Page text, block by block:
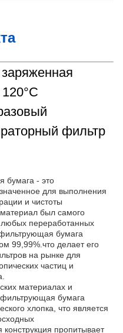
фильтр
бумага - это
для выполнения
и чистоты
был самого
любых переработанных
бумага
99,99%.что делает его
на рынке для
частиц и
материалах и
фильтрующая бумага
хлопка, что является
конструкция пропитывает